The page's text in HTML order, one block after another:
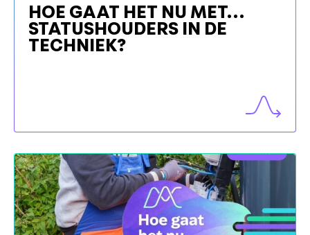
HOE GAAT HET NU MET…
STATUSHOUDERS IN DE
TECHNIEK?